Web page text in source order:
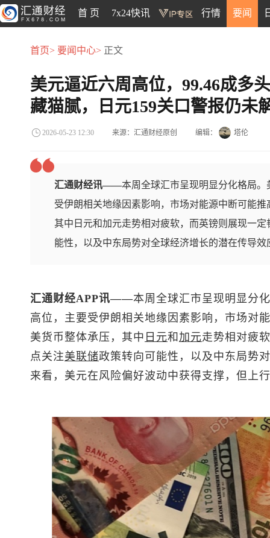
首 页 7x24快讯 行情 要闻
首页> 要闻中心> 正文
美元逼近六周高位，99.46成多
藏猫腻，日元159关口警报仍未
2026-05-23 12:30 来源：汇通财经原创 编辑： 塔伦
汇通财经讯——本周全球汇市呈现明显分化格局
受伊朗相关地缘因素影响，市场对能源中断可能
其中日元和加元走势相对疲软，而英镑则展现一
能性，以及中东局势对全球经济增长的潜在传导效
汇通财经APP讯——本周全球汇市呈现明显分
高位，主要受伊朗相关地缘因素影响，市场对
美货币整体承压，其中 日元和 加元走势相对疲
点关注美联储政策转向可能性，以及中东局势
来看，美元在风险偏好波动中获得支撑，但上